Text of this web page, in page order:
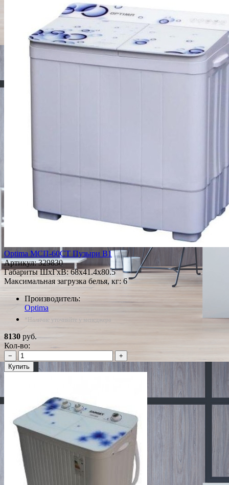
Optima МСП-60СТ Пузыри В1
Артикул:329830
Габариты ШxГxВ: 68x41.4x80.5
Максимальная загрузка белья, кг: 6
Производитель:
Optima
*Наличие уточняйте у менеджера
8130 руб.
Кол-во:
−
+
Купить